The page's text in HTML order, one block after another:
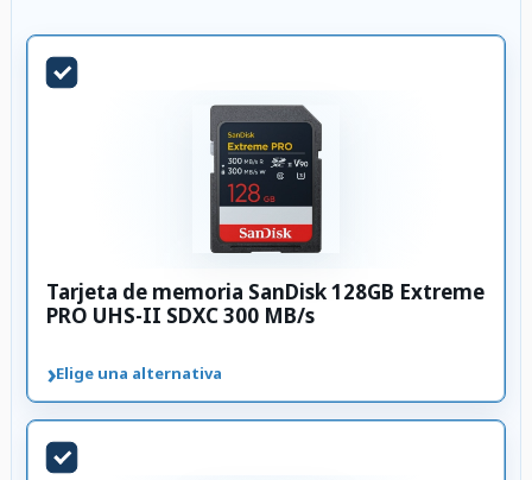
Tarjeta de memoria SanDisk 128GB Extreme
PRO UHS-II SDXC 300 MB/s
›Elige una alternativa